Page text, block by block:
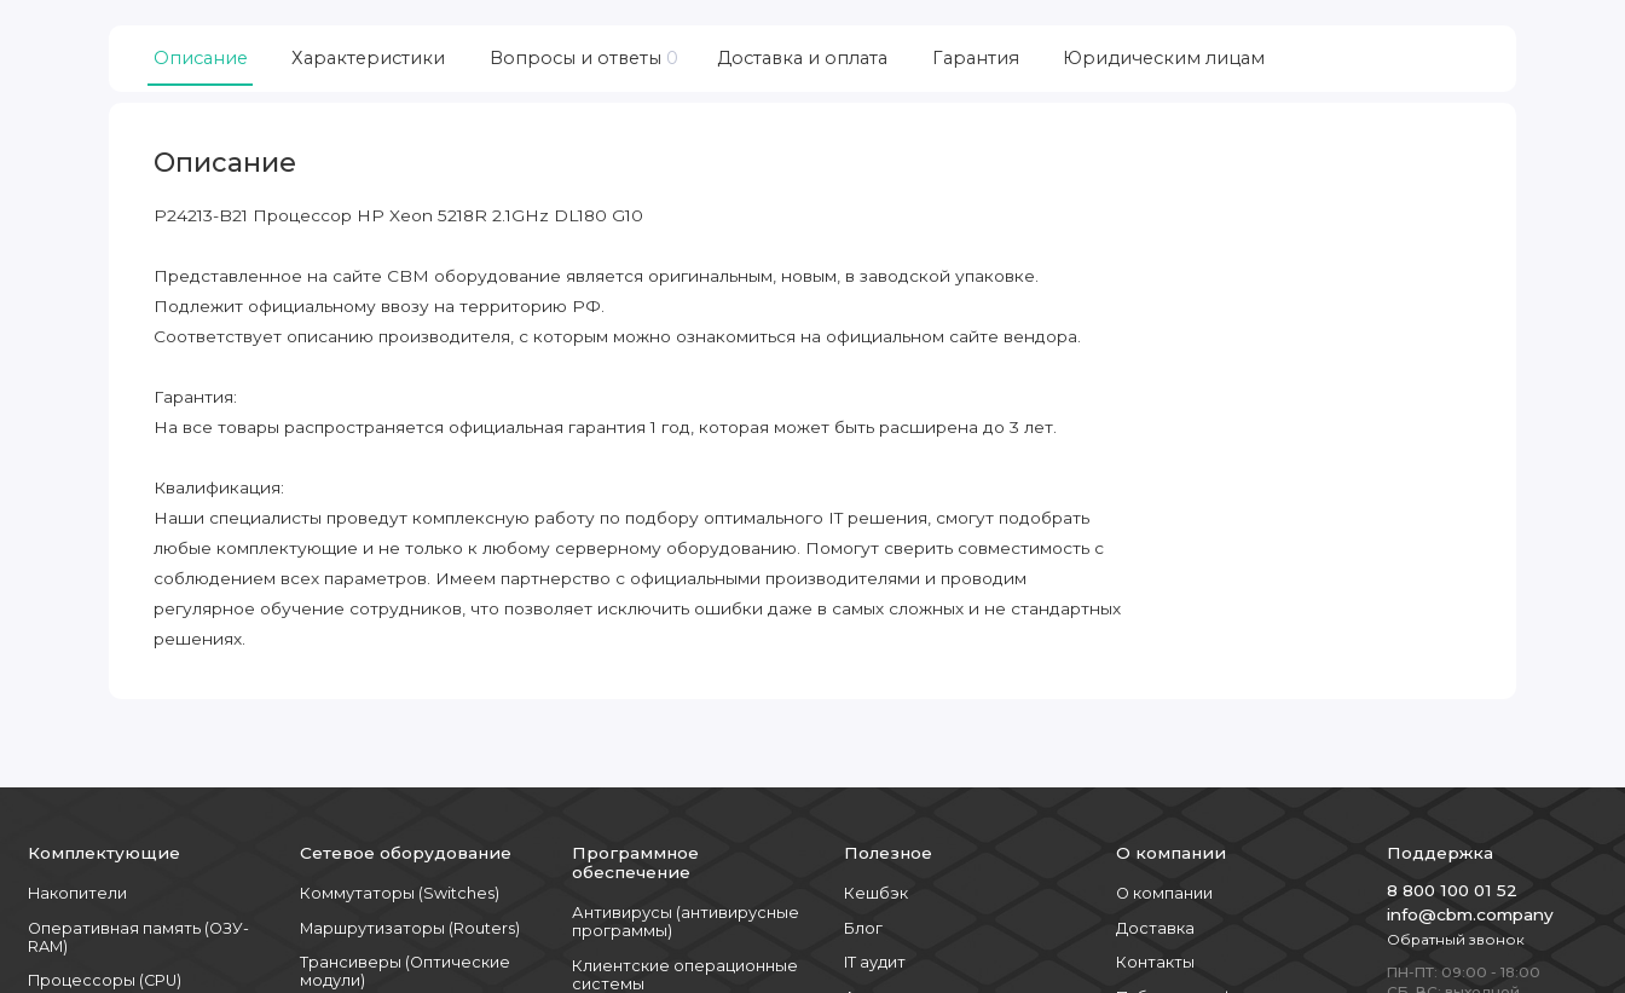
Описание Характеристики Вопросы и ответы 0 Доставка и оплата Гарантия Юридическим лицам
Описание
P24213-B21 Процессор HP Xeon 5218R 2.1GHz DL180 G10
Представленное на сайте CBM оборудование является оригинальным, новым, в заводской упаковке.
Подлежит официальному ввозу на территорию РФ.
Соответствует описанию производителя, с которым можно ознакомиться на официальном сайте вендора.
Гарантия:
На все товары распространяется официальная гарантия 1 год, которая может быть расширена до 3 лет.
Квалификация:
Наши специалисты проведут комплексную работу по подбору оптимального IT решения, смогут подобрать
любые комплектующие и не только к любому серверному оборудованию. Помогут сверить совместимость с
соблюдением всех параметров. Имеем партнерство с официальными производителями и проводим
регулярное обучение сотрудников, что позволяет исключить ошибки даже в самых сложных и не стандартных
решениях.
Комплектующие
Накопители
Оперативная память (ОЗУ-
RAM)
Процессоры (CPU)
Сетевое оборудование
Коммутаторы (Switches)
Маршрутизаторы (Routers)
Трансиверы (Оптические
модули)
Программное
обеспечение
Антивирусы (антивирусные
программы)
Клиентские операционные
системы
Полезное
Кешбэк
Блог
IT аудит
О компании
О компании
Доставка
Контакты
Поддержка
8 800 100 01 52
info@cbm.company
Обратный звонок
ПН-ПТ: 09:00 - 18:00